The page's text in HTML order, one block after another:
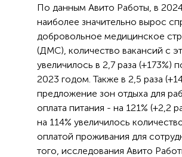
По данным Авито Работы, в
наиболее значительно вырос
добровольное медицинское
(ДМС), количество вакансий с
увеличилось в 2,7 раза (+173%)
2023 годом. Также в 2,5 раза
предложение зон отдыха для
оплата питания - на 121% (+2,2
на 114% увеличилось
оплатой проживания для
того, исследования Авито